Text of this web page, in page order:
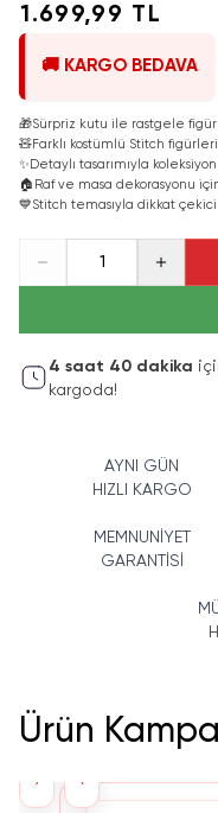
1.699,99 TL
🚚 KARGO BEDAVA
🎁Sürpriz kutu ile rastgele
🧸Farklı kostümlü Stitch
✨ Detaylı tasarımıyla
🏠 Raf ve masa dekorasyonu
💙Stitch temasıyla dikkat
1
4 saat 40dakika
kargoda!
AYNI GÜN
HIZLI KARGO
MEMNUNİYET
GARANTİSİ
Ürün
‹
›